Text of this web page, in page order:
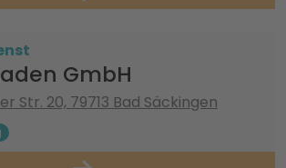
GmbH
Str. 20, 79713 Bad Säckingen